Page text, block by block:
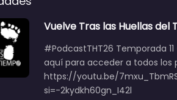
Vuelve Tras las Huellas del
#PodcastTHT26 Temporada
aquí para acceder a todos los
https://youtu.be/
si=-2kydkh60gn_I42l